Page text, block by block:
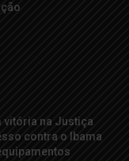
vitória na Justiça
contra o Ibama